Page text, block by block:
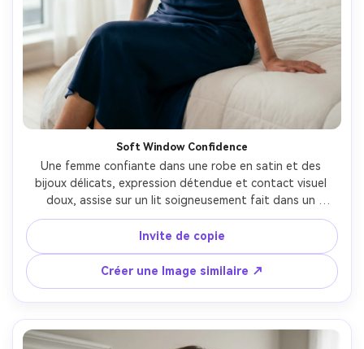
Soft Window Confidence
Une femme confiante dans une robe en satin et des
bijoux délicats, expression détendue et contact visuel
doux, assise sur un lit soigneusement fait dans un
appartement moderne, lumière douce de fenêtre avec
rideaux transparents, Sony A7IV, 85mm f/1.4, profondeur
de champ peu profonde bokeh, portrait vertical 4:5 mi-
cuisse, gradation des couleurs chaudes subtiles, texture
photoréaliste de la peau, ombres naturelles, qualité
éditoriale, haute résolution, mise au point nette-AR 4:5
Invite de copie
Créer une Image similaire ↗